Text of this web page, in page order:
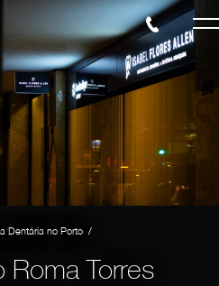
Dentária no Porto/
Roma Torres